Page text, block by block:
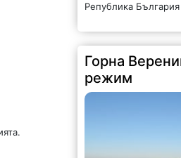
Република
Горна
режим